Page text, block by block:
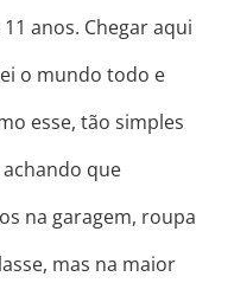
anos. Chegar aqui
o mundo todo e
esse, tão simples
que
na garagem, roupa
mas na maior